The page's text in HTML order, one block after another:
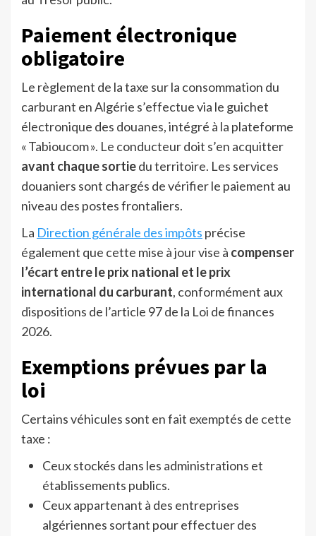
Paiement électronique
obligatoire
Le règlement de la taxe sur la consommation du
carburant en Algérie s’effectue via le guichet
électronique des douanes, intégré à la plateforme
« Tabioucom ». Le conducteur doit s’en acquitter
avant chaque sortiedu territoire. Les services
douaniers sont chargés de vérifier le paiement au
niveau des postes frontaliers.
La Direction générale des impôts précise
également que cette mise à jour vise à compenser
l’écart entre le prix national et le prix
international du carburant, conformément aux
dispositions de l’article 97 de la Loi de finances
2026.
Exemptions prévues par la
loi
Certains véhicules sont en fait exemptés de cette
taxe :
Ceux stockés dans les administrations et
établissements publics.
Ceux appartenant à des entreprises
algériennes sortant pour effectuer des